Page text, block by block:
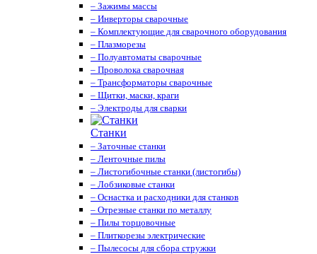
– Зажимы массы
– Инверторы сварочные
– Комплектующие для сварочного оборудования
– Плазморезы
– Полуавтоматы сварочные
– Проволока сварочная
– Трансформаторы сварочные
– Щитки, маски, краги
– Электроды для сварки
Станки
– Заточные станки
– Ленточные пилы
– Листогибочные станки (листогибы)
– Лобзиковые станки
– Оснастка и расходники для станков
– Отрезные станки по металлу
– Пилы торцовочные
– Плиткорезы электрические
– Пылесосы для сбора стружки